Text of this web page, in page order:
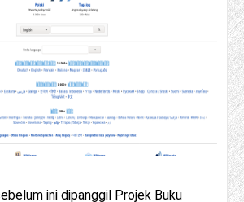
ini dipanggil Projek Buku